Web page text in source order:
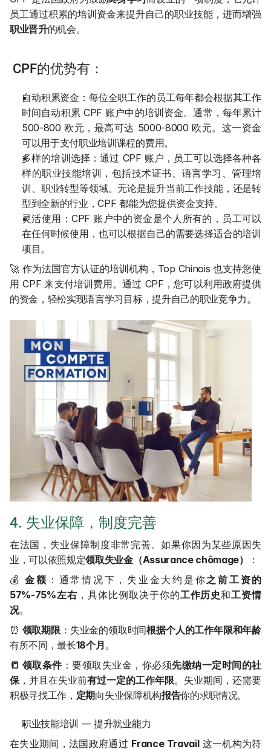
员工通过积累的培训资金来提升自己的职业技能，进而增强
职业晋升的机会。
CPF的优势有：
自动积累资金：每位全职工作的员工每年都会根据其工作
时间自动积累 CPF 账户中的培训资金。通常，每年累计
500-800 欧元，最高可达 5000-8000 欧元。这一资金
可以用于支付职业培训课程的费用。
多样的培训选择：通过 CPF 账户，员工可以选择各种各
样的职业技能培训，包括技术证书、语言学习、管理培
训、职业转型等领域。无论是提升当前工作技能，还是转
型到全新的行业，CPF 都能为您提供资金支持。
灵活使用：CPF 账户中的资金是个人所有的，员工可以
在任何时候使用，也可以根据自己的需要选择适合的培训
项目。
🚀 作为法国官方认证的培训机构，Top Chinois 也支持您使
用 CPF 来支付培训费用。通过 CPF，您可以利用政府提供
的资金，轻松实现语言学习目标，提升自己的职业竞争力。
4. 失业保障，制度完善
在法国，失业保障制度非常完善。如果你因为某些原因失
业，可以依照规定领取失业金（Assurance chômage）
：
💰 金额 ：通常情况下，失业金大约是你之前工资的
57%-75%左右 ，具体比例取决于你的工作历史和工资情
况。
⏰ 领取期限 ：失业金的领取时间根据个人的工作年限和年龄
有所不同，最长18个月 。
📒 领取条件：要领取失业金，你必须先缴纳一定时间的社
保 ，并且在失业前有过一定的工作年限。失业期间，还需要
积极寻找工作， 定期向失业保障机构报告你的求职情况。
职业技能培训 — 提升就业能力
在失业期间，法国政府通过 France Travail 这一机构为符